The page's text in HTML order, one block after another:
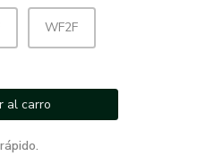
WF2F
al carro